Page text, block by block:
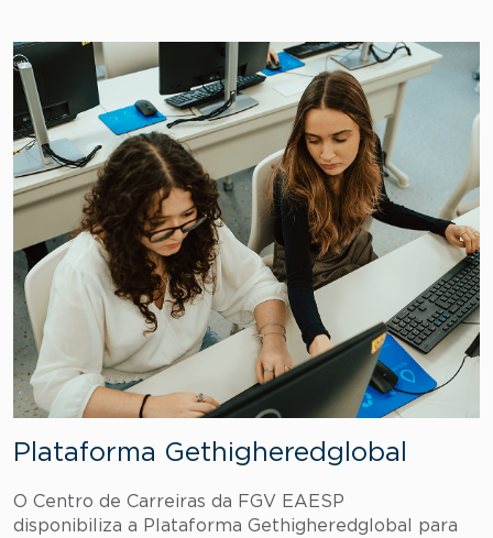
Plataforma Gethigheredglobal
O Centro de Carreiras da FGV EAESP
disponibiliza a Plataforma Gethigheredglobal para